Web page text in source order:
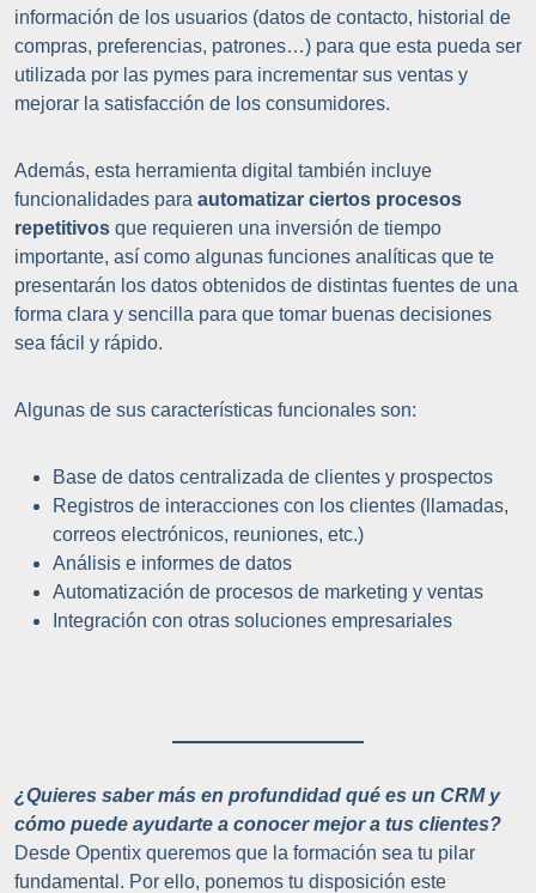
información de los usuarios (datos de contacto, historial de
compras, preferencias, patrones…) para que esta pueda ser
utilizada por las pymes para incrementar sus ventas y
mejorar la satisfacción de los consumidores.
Además, esta herramienta digital también incluye
funcionalidades para automatizar ciertos procesos
repetitivos que requieren una inversión de tiempo
importante, así como algunas funciones analíticas que te
presentarán los datos obtenidos de distintas fuentes de una
forma clara y sencilla para que tomar buenas decisiones
sea fácil y rápido.
Algunas de sus características funcionales son:
Base de datos centralizada de clientes y prospectos
Registros de interacciones con los clientes (llamadas,
correos electrónicos, reuniones, etc.)
Análisis e informes de datos
Automatización de procesos de marketing y ventas
Integración con otras soluciones empresariales
¿Quieres saber más en profundidad qué es un CRM y
cómo puede ayudarte a conocer mejor a tus clientes?
Desde Opentix queremos que la formación sea tu pilar
fundamental. Por ello, ponemos tu disposición este